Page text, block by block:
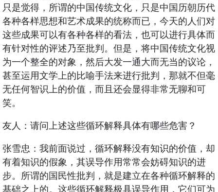
只是觉得，所谓的中国传统文化，只是中国历朝历代
各种各样思想和艺术成果的统称而已，今天的人们对
这些成果可以有各种各样的看法，也可以进行具体而
有针对性的评述乃至批判。但是，将中国传统文化视
为一个整全的对象，然后大发一通大而无当的议论，
甚至运用文学上的比喻手法来进行批判，那就不但毫
无任何智识上的价值，而且还会显得非常无聊和可
笑。
友人：请问上述这些循环解释具体有哪些危害？
张雪忠：我前面说过，循环解释没有知识的价值，却
有着知识的假象，其误导作用常常会妨碍知识的进
步。所谓的国民性批判，就是建立在各种循环解释的
基础之上的。这些循环解释极具误导作用，它们可为